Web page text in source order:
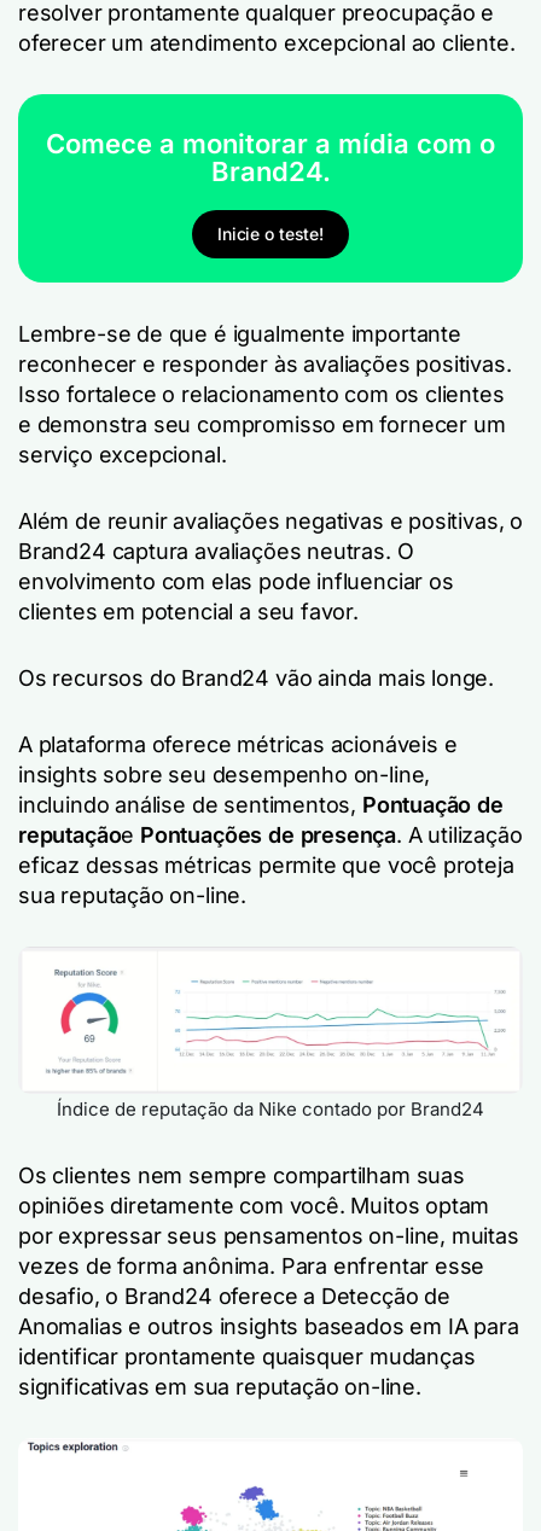
resolver prontamente qualquer preocupação e
oferecer um atendimento excepcional ao cliente.
Comece a monitorar a mídia com o
Brand24.
Inicie o teste!
Lembre-se de que é igualmente importante
reconhecer e responder às avaliações positivas.
Isso fortalece o relacionamento com os clientes
e demonstra seu compromisso em fornecer um
serviço excepcional.
Além de reunir avaliações negativas e positivas, o
Brand24 captura avaliações neutras. O
envolvimento com elas pode influenciar os
clientes em potencial a seu favor.
Os recursos do Brand24 vão ainda mais longe.
A plataforma oferece métricas acionáveis e
insights sobre seu desempenho on-line,
incluindo análise de sentimentos, Pontuação de
reputaçãoe Pontuações de presença. A utilização
eficaz dessas métricas permite que você proteja
sua reputação on-line.
Índice de reputação da Nike contado por Brand24
Os clientes nem sempre compartilham suas
opiniões diretamente com você. Muitos optam
por expressar seus pensamentos on-line, muitas
vezes de forma anônima. Para enfrentar esse
desafio, o Brand24 oferece a Detecção de
Anomalias e outros insights baseados em IA para
identificar prontamente quaisquer mudanças
significativas em sua reputação on-line.